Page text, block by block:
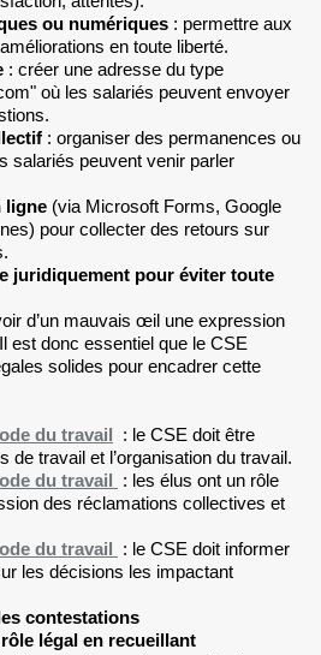
ou numériques : permettre aux
en toute liberté.
: créer une adresse du type
" où les salariés peuvent envoyer
: organiser des permanences ou
salariés peuvent venir parler
ligne (via Microsoft Forms, Google
pour collecter des retours sur
juridiquement pour éviter toute
d’un mauvais œil une expression
est donc essentiel que le CSE
solides pour encadrer cette
du travail : le CSE doit être
de travail et l’organisation du travail.
du travail : les élus ont un rôle
des réclamations collectives et
du travail : le CSE doit informer
les décisions les impactant
contestations
légal en recueillant